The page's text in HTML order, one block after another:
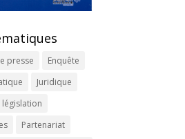
presse
Enquête
Juridique
législation
Partenariat